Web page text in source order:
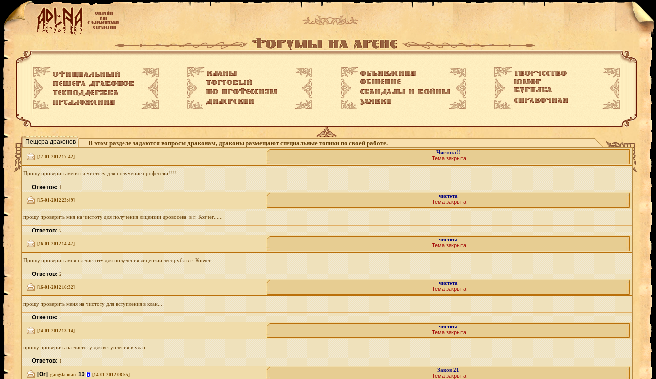
Пещера драконов В этом разделе задаются вопросы драконам, драконы размещают специальные топики по своей работе.
[17-01-2012 17:42]
Чистота!!
Тема закрыта
Прошу проверить меня на чистоту для получение профессии!!!!...
Ответов:1
[15-01-2012 23:49]
чистота
Тема закрыта
прошу проверить мня на чистоту для получения лицензии дровосека в г. Ковчег......
Ответов:2
[16-01-2012 14:47]
чистота
Тема закрыта
Прошу проверить мня на чистоту для получения лицензии лесоруба в г. Ковчег...
Ответов:2
[16-01-2012 16:32]
чистота
Тема закрыта
прошу проверить меня на чистоту для вступления в клан...
Ответов:2
[14-01-2012 13:14]
чистота
Тема закрыта
прошу проверить на чистоту для вступления в улан...
Ответов:1
[Or] -gangsta man- 10 [i] [14-01-2012 08:55]
Закон 21
Тема закрыта